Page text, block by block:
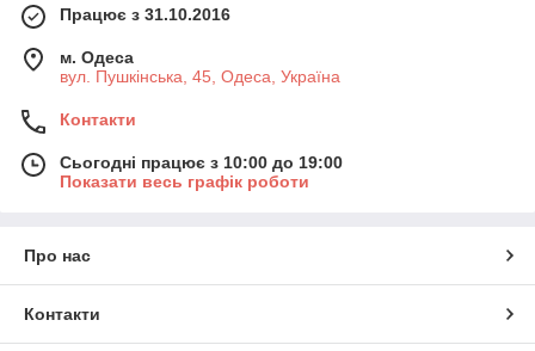
Працює з 31.10.2016
м. Одеса
вул. Пушкінська, 45, Одеса, Україна
Контакти
Сьогодні працює з 10:00 до 19:00
Показати весь графік роботи
Про нас
Контакти